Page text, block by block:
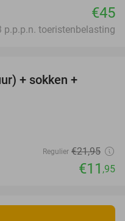
€45
p.p.p.n. toeristenbelasting
+ sokken +
Regulier €21,95
€11 ,95